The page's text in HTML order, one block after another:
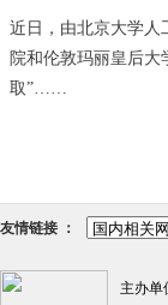
近日，由北京大学人
院和伦敦玛丽皇后
取”……
友情链接 ：
主办